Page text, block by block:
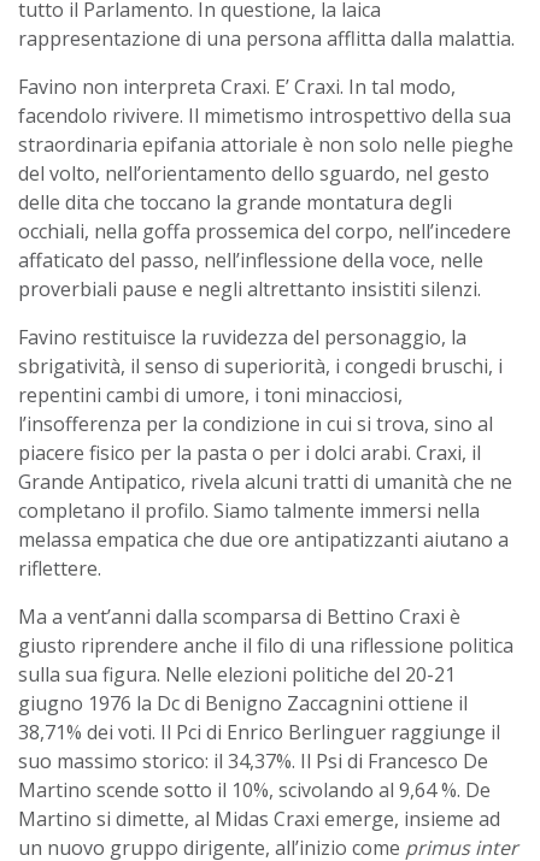
tutto il Parlamento. In questione, la laica
rappresentazione di una persona afflitta dalla malattia.
Favino non interpreta Craxi. E’ Craxi. In tal modo,
facendolo rivivere. Il mimetismo introspettivo della sua
straordinaria epifania attoriale è non solo nelle pieghe
del volto, nell’orientamento dello sguardo, nel gesto
delle dita che toccano la grande montatura degli
occhiali, nella goffa prossemica del corpo, nell’incedere
affaticato del passo, nell’inflessione della voce, nelle
proverbiali pause e negli altrettanto insistiti silenzi.
Favino restituisce la ruvidezza del personaggio, la
sbrigatività, il senso di superiorità, i congedi bruschi, i
repentini cambi di umore, i toni minacciosi,
l’insofferenza per la condizione in cui si trova, sino al
piacere fisico per la pasta o per i dolci arabi. Craxi, il
Grande Antipatico, rivela alcuni tratti di umanità che ne
completano il profilo. Siamo talmente immersi nella
melassa empatica che due ore antipatizzanti aiutano a
riflettere.
Ma a vent’anni dalla scomparsa di Bettino Craxi è
giusto riprendere anche il filo di una riflessione politica
sulla sua figura. Nelle elezioni politiche del 20-21
giugno 1976 la Dc di Benigno Zaccagnini ottiene il
38,71% dei voti. Il Pci di Enrico Berlinguer raggiunge il
suo massimo storico: il 34,37%. Il Psi di Francesco De
Martino scende sotto il 10%, scivolando al 9,64 %. De
Martino si dimette, al Midas Craxi emerge, insieme ad
un nuovo gruppo dirigente, all’inizio come primus inter